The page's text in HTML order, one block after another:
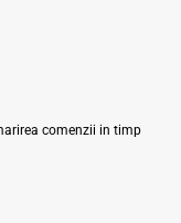
comenzii in timp